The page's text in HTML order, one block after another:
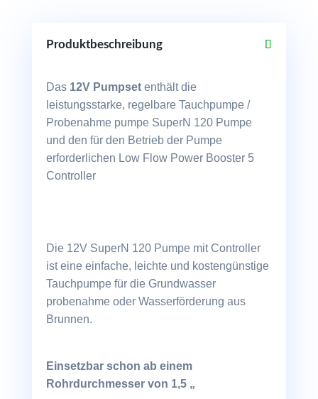
1,5“
incl.
Controller
Menge
Produktbeschreibung
Das12V Pumpsetenthält die
leistungsstarke, regelbare Tauchpumpe /
Probenahme pumpe SuperN 120 Pumpe
und den für den Betrieb der Pumpe
erforderlichen Low Flow Power Booster 5
Controller
Die 12V SuperN 120 Pumpe mit Controller
ist eine einfache, leichte und kostengünstige
Tauchpumpe für die Grundwasser
probenahme oder Wasserförderung aus
Brunnen.
Einsetzbar schon ab einem
Rohrdurchmesser von 1,5 „